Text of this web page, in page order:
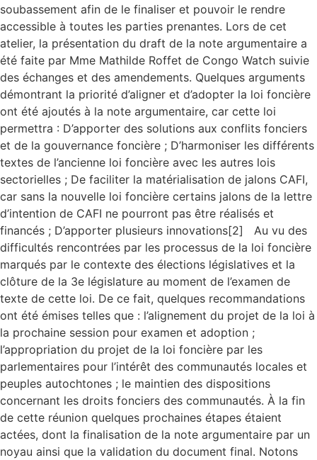
soubassement afin de le finaliser et pouvoir le rendre
accessible à toutes les parties prenantes. Lors de cet
atelier, la présentation du draft de la note argumentaire a
été faite par Mme Mathilde Roffet de Congo Watch suivie
des échanges et des amendements. Quelques arguments
démontrant la priorité d’aligner et d’adopter la loi foncière
ont été ajoutés à la note argumentaire, car cette loi
permettra : D’apporter des solutions aux conflits fonciers
et de la gouvernance foncière ; D’harmoniser les différents
textes de l’ancienne loi foncière avec les autres lois
sectorielles ; De faciliter la matérialisation de jalons CAFI,
car sans la nouvelle loi foncière certains jalons de la lettre
d’intention de CAFI ne pourront pas être réalisés et
financés ; D’apporter plusieurs innovations[2] Au vu des
difficultés rencontrées par les processus de la loi foncière
marqués par le contexte des élections législatives et la
clôture de la 3e législature au moment de l’examen de
texte de cette loi. De ce fait, quelques recommandations
ont été émises telles que : l’alignement du projet de la loi à
la prochaine session pour examen et adoption ;
l’appropriation du projet de la loi foncière par les
parlementaires pour l’intérêt des communautés locales et
peuples autochtones ; le maintien des dispositions
concernant les droits fonciers des communautés. À la fin
de cette réunion quelques prochaines étapes étaient
actées, dont la finalisation de la note argumentaire par un
noyau ainsi que la validation du document final. Notons